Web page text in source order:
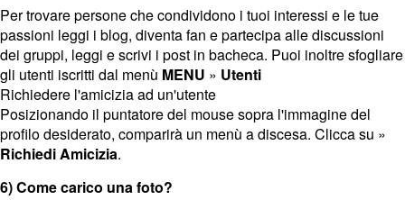
Per trovare persone che condividono i tuoi interessi e le tue
passioni leggi i blog, diventa fan e partecipa alle discussioni
dei gruppi, leggi e scrivi i post in bacheca. Puoi inoltre sfogliare
gli utenti iscritti dal menù MENU » Utenti
Richiedere l'amicizia ad un'utente
Posizionando il puntatore del mouse sopra l'immagine del
profilo desiderato, comparirà un menù a discesa. Clicca su »
Richiedi Amicizia.
6) Come carico una foto?